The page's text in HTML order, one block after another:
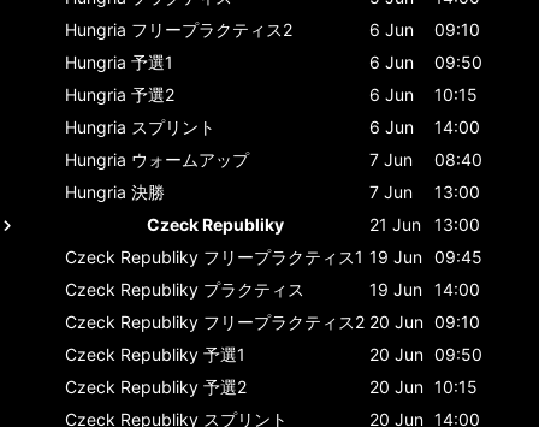
Hungria フリープラクティス2 6 Jun
09:10
Hungria 予選1 6 Jun
09:50
Hungria 予選2 6 Jun
10:15
Hungria スプリント 6 Jun
14:00
Hungria ウォームアップ 7 Jun
08:40
Hungria 決勝 7 Jun
13:00
Czeck Republiky
21 Jun
13:00
Czeck Republiky フリープラクティス1 19 Jun 09:45
Czeck Republiky プラクティス 19 Jun 14:00
Czeck Republiky フリープラクティス2 20 Jun 09:10
Czeck Republiky 予選1 20 Jun 09:50
Czeck Republiky 予選2 20 Jun 10:15
Czeck Republiky スプリント 20 Jun 14:00